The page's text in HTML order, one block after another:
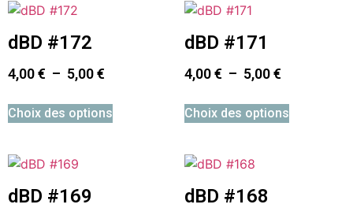
dBD #172
4,00€ – 5,00€
Choix des options
dBD #171
4,00€ – 5,00€
Choix des options
dBD #169 dBD #168